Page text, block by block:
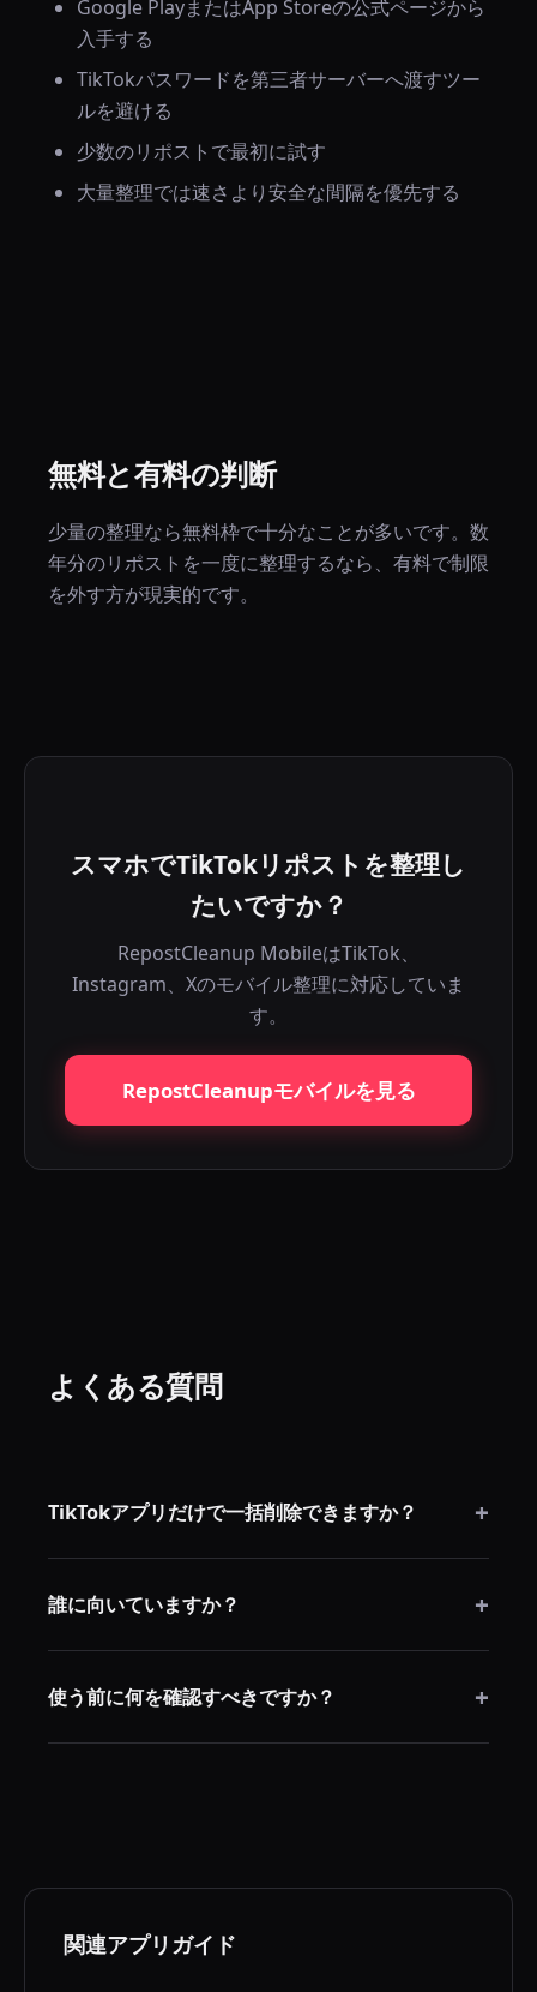
Google PlayまたはApp Storeの公式ページから
入手する
TikTokパスワードを第三者サーバーへ渡すツー
ルを避ける
少数のリポストで最初に試す
大量整理では速さより安全な間隔を優先する
無料と有料の判断
少量の整理なら無料枠で十分なことが多いです。数
年分のリポストを一度に整理するなら、有料で制限
を外す方が現実的です。
スマホでTikTokリポストを整理し
たいですか？
RepostCleanup MobileはTikTok、
Instagram、Xのモバイル整理に対応していま
す。
RepostCleanupモバイルを見る
よくある質問
TikTokアプリだけで一括削除できますか？ +
ト削除機能がありません。
誰に向いていますか？ +
iPhone・Androidユーザーに向いています。
使う前に何を確認すべきですか？ +
関連アプリガイド